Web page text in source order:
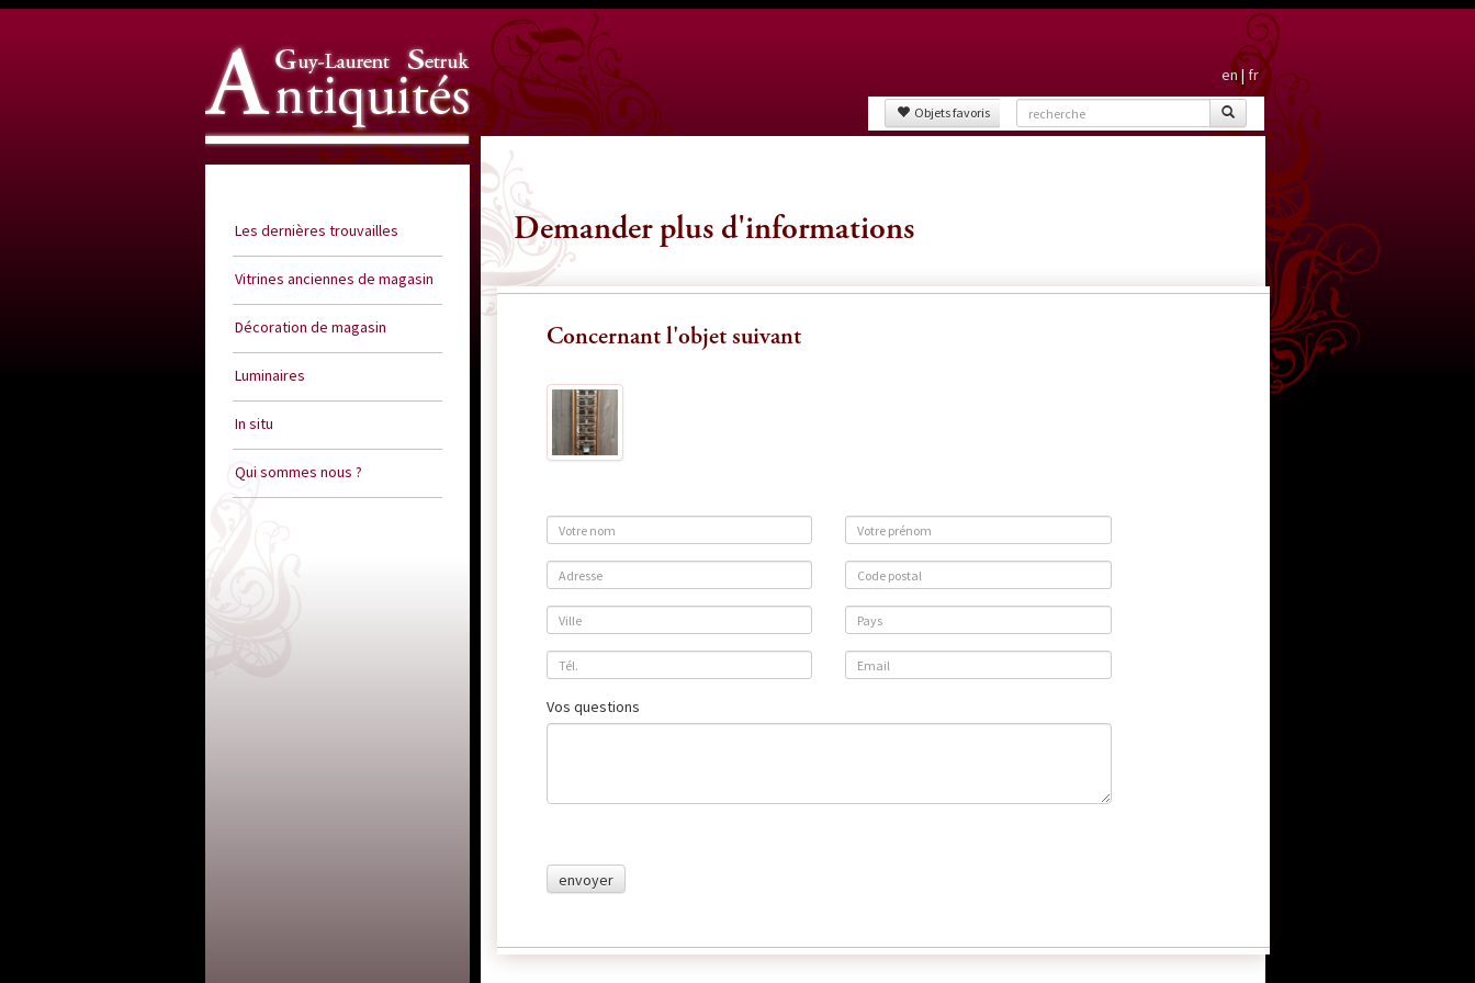
Les dernières trouvailles
Vitrines anciennes de magasin
Décoration de magasin
Luminaires
In situ
Qui sommes nous ?
en|fr
Objets favoris
Demander plus d'informations
Concernant l'objet suivant
Vos questions
envoyer